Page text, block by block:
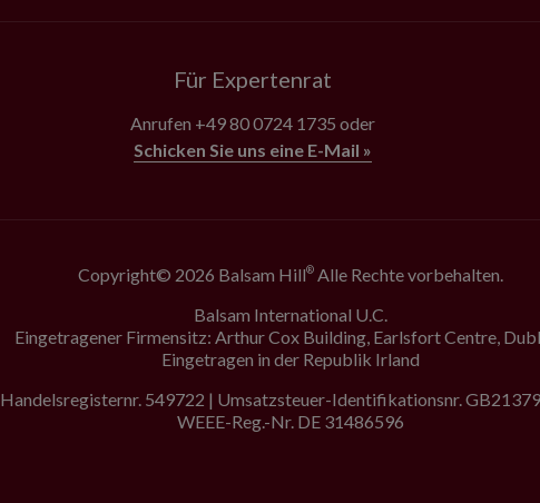
Für Expertenrat
Anrufen +49 80 0724 1735 oder
Schicken Sie uns eine E-Mail »
Copyright© 2026 Balsam Hill® Alle Rechte vorbehalten.
Balsam International U.C.
Eingetragener Firmensitz: Arthur Cox Building, Earlsfort Centre,
Eingetragen in der Republik Irland
Handelsregisternr. 549722 | Umsatzsteuer-Identifikationsnr.
WEEE-Reg.-Nr. DE 31486596